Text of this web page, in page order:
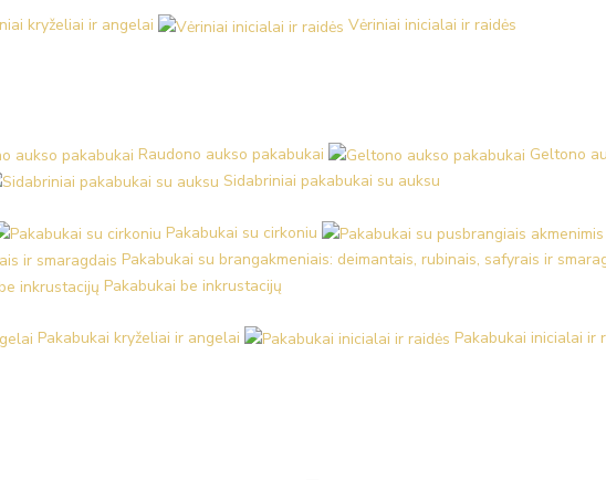
kryželiai ir angelai Vėriniai inicialai ir raidės
Raudono aukso pakabukai Geltono
Sidabriniai pakabukai su auksu
Pakabukai su cirkoniu
Pakabukai su brangakmeniais: deimantais, rubinais, safyrais ir
Pakabukai be inkrustacijų
Pakabukai kryželiai ir angelai Pakabukai inicialai ir